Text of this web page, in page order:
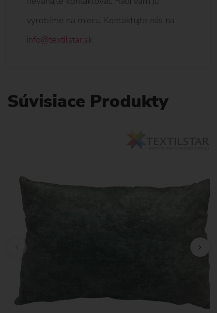
vyrobíme na mieru. Kontaktujte nás na
info@textilstar.sk
Súvisiace Produkty